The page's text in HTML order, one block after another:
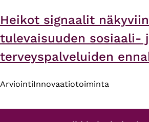
Heikot signaalit
tulevaisuuden sosiaali-
terveyspalveluiden
ArviointiInnovaatiotoiminta